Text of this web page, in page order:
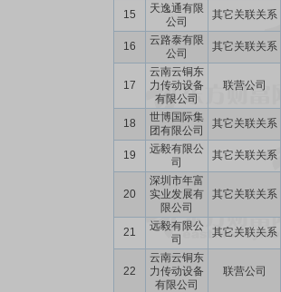
15
天逸通有限
公司
其它关联关系
16
云路泰有限
公司
其它关联关系
17
云南云铜东
力传动设备
有限公司
联营公司
18
世博国际集
团有限公司
其它关联关系
19
远毅有限公
司
其它关联关系
20
深圳市年富
实业发展有
限公司
其它关联关系
21
远毅有限公
司
其它关联关系
22
云南云铜东
力传动设备
有限公司
联营公司